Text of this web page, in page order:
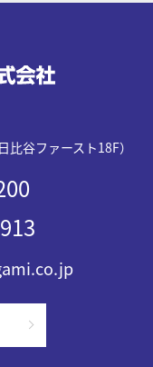
谷ファースト18F）